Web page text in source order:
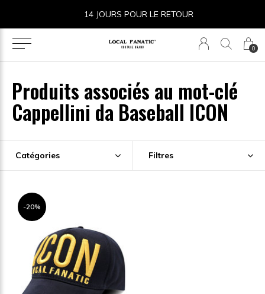
0
14 JOURS POUR LE RETOUR
Produits associés au mot-clé
Cappellini da Baseball ICON
Catégories Filtres
-20%